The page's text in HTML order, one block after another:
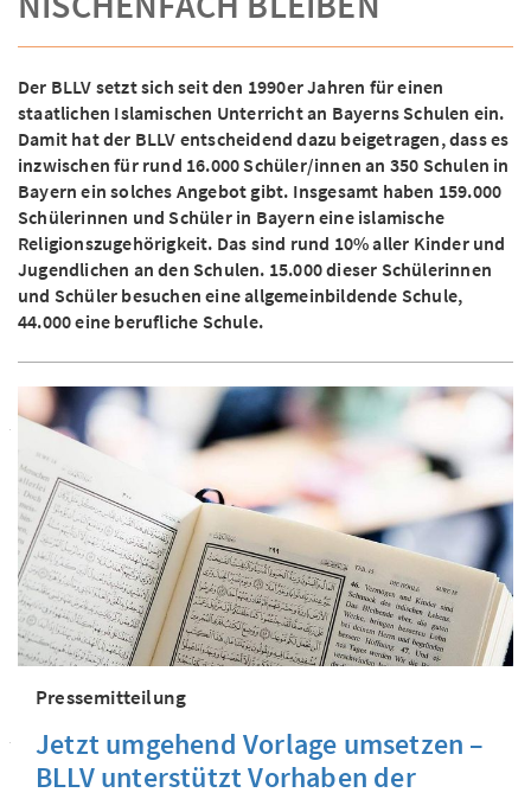
Der BLLV setzt sich seit den 1990er Jahren für einen
staatlichen Islamischen Unterricht an Bayerns Schulen ein.
Damit hat der BLLV entscheidend dazu beigetragen, dass es
inzwischen für rund 16.000 Schüler/innen an 350 Schulen in
Bayern ein solches Angebot gibt. Insgesamt haben 159.000
Schülerinnen und Schüler in Bayern eine islamische
Religionszugehörigkeit. Das sind rund 10% aller Kinder und
Jugendlichen an den Schulen. 15.000 dieser Schülerinnen
und Schüler besuchen eine allgemeinbildende Schule,
44.000 eine berufliche Schule.
Pressemitteilung
Jetzt umgehend Vorlage umsetzen –
BLLV unterstützt Vorhaben der